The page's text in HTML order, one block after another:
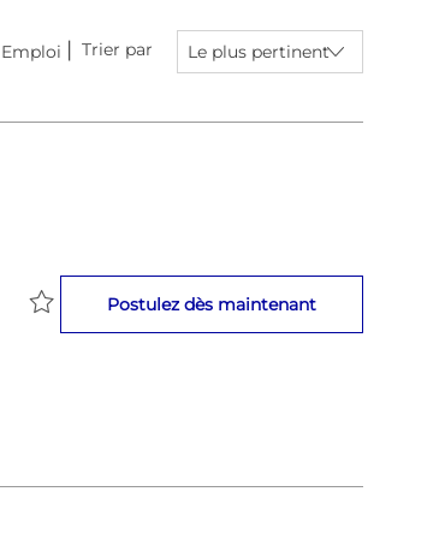
Emploi Trier par
Sauvegarder Digital Transformation Lead -
Postulez dès maintenantDigital